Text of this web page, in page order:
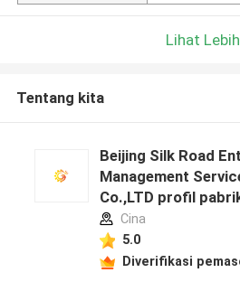
Lihat Lebih
Tentang kita
Beijing Silk Road
Management
Co.,LTD profil
Cina
5.0
Diverifikasi